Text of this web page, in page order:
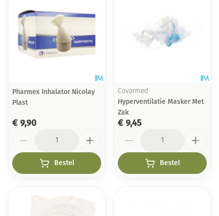
Pharmex Inhalator Nicolay
Plast
€ 9,90
Bestel
Covarmed
Hyperventilatie Masker Met
Zak
€ 9,45
Bestel